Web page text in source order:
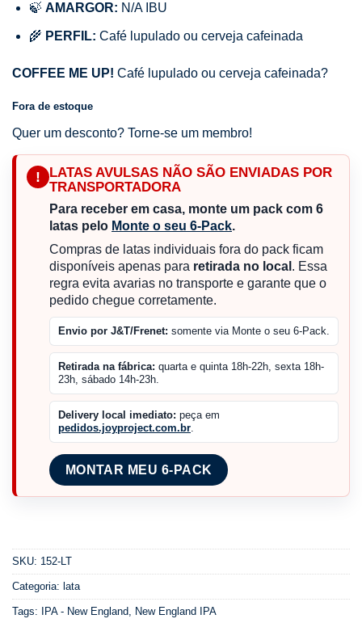
🍃 AMARGOR: N/A IBU
🌾 PERFIL: Café lupulado ou cerveja cafeinada
COFFEE ME UP! Café lupulado ou cerveja cafeinada?
Fora de estoque
Quer um desconto? Torne-se um membro!
!
LATAS AVULSAS NÃO SÃO ENVIADAS POR
TRANSPORTADORA
Para receber em casa, monte um pack com 6
latas pelo Monte o seu 6-Pack.
Compras de latas individuais fora do pack ficam
disponíveis apenas para retirada no local . Essa
regra evita avarias no transporte e garante que o
pedido chegue corretamente.
Envio por J&T/Frenet: somente via Monte o seu 6-Pack.
Retirada na fábrica: quarta e quinta 18h-22h, sexta 18h-
23h, sábado 14h-23h.
Delivery local imediato: peça em
pedidos.joyproject.com.br.
MONTAR MEU 6-PACK
SKU: 152-LT
Categoria: lata
Tags: IPA - New England, New England IPA